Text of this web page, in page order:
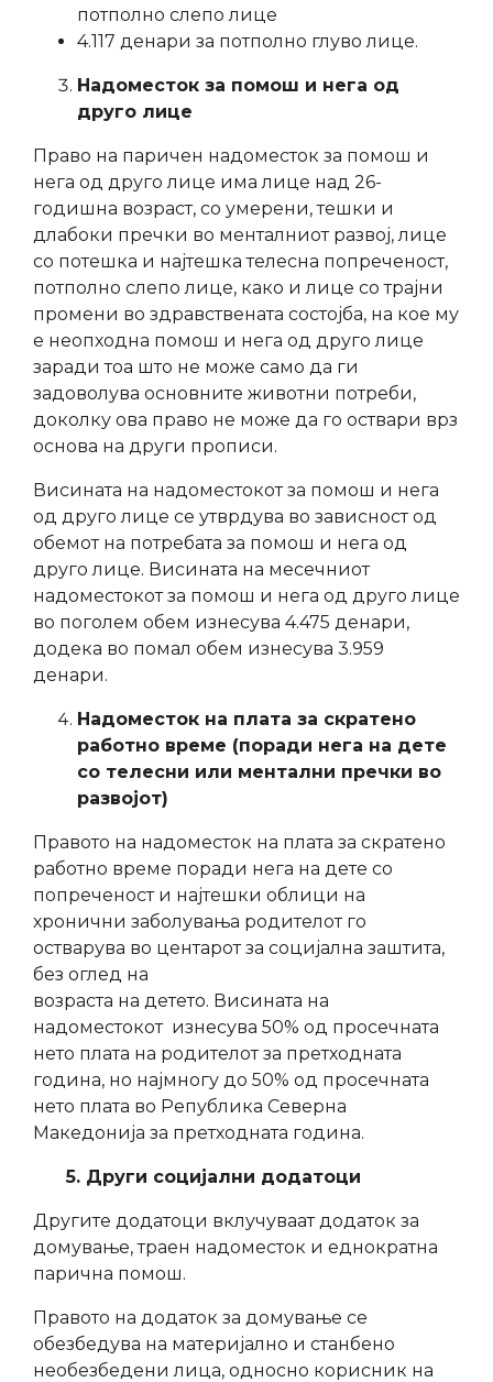
потполно слепо лице
4.117 денари за потполно глуво лице.
Надоместок за помош и нега од
друго лице
Право на паричен надоместок за помош и
нега од друго лице има лице над 26-
годишна возраст, со умерени, тешки и
длабоки пречки во менталниот развој, лице
со потешка и најтешка телесна попреченост,
потполно слепо лице, како и лице со трајни
промени во здравствената состојба, на кое му
е неопходна помош и нега од друго лице
заради тоа што не може само да ги
задоволува основните животни потреби,
доколку ова право не може да го оствари врз
основа на други прописи.
Висината на надоместокот за помош и нега
од друго лице се утврдува во зависност од
обемот на потребата за помош и нега од
друго лице. Висината на месечниот
надоместокот за помош и нега од друго лице
во поголем обем изнесува 4.475 денари,
додека во помал обем изнесува 3.959
денари.
Надоместок на плата за скратено
работно време (поради нега на дете
со телесни или ментални пречки во
развојот)
Правото на надоместок на плата за скратено
работно време поради нега на дете со
попреченост и најтешки облици на
хронични заболувања родителот го
остварува во центарот за социјална заштита,
без оглед на
возраста на детето. Висината на
надоместокот изнесува 50% од просечната
нето плата на родителот за претходната
година, но најмногу до 50% од просечната
нето плата во Република Северна
Македонија за претходната година.
5. Други социјални додатоци
Другите додатоци вклучуваат додаток за
домување, траен надоместок и еднократна
парична помош.
Правото на додаток за домување се
обезбедува на материјално и станбено
необезбедени лица, односно корисник на